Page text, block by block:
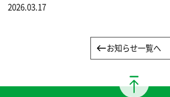
2026.03.17
お知らせ一覧へ